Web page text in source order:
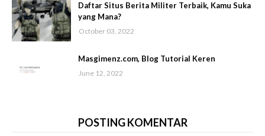
Daftar Situs Berita Militer Terbaik, Kamu Suka
yang Mana?
October 03, 2022
Masgimenz.com, Blog Tutorial Keren
June 12, 2022
POSTING KOMENTAR